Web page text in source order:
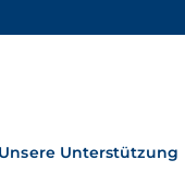
Unterstützung